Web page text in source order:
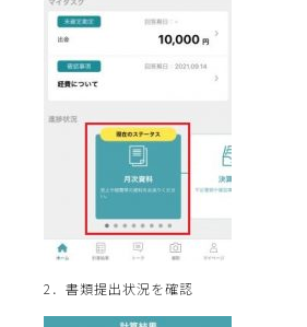
2．書類提出状況を確認